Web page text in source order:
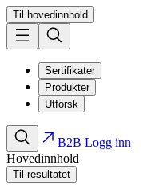
Til hovedinnhold
Sertifikater
Produkter
Utforsk
B2B Logg inn
Hovedinnhold
Til resultatet